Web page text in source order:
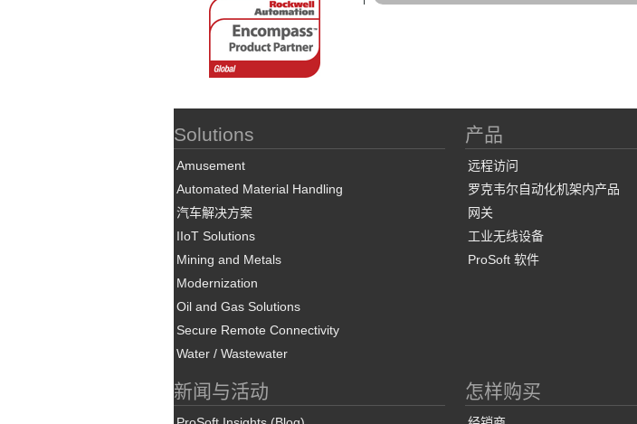
Solutions
Amusement
Automated Material Handling
汽车解决方案
IIoT Solutions
Mining and Metals
Modernization
Oil and Gas Solutions
Secure Remote Connectivity
Water / Wastewater
产品
远程访问
罗克韦尔自动化机架内产品
网关
工业无线设备
ProSoft 软件
新闻与活动 怎样购买